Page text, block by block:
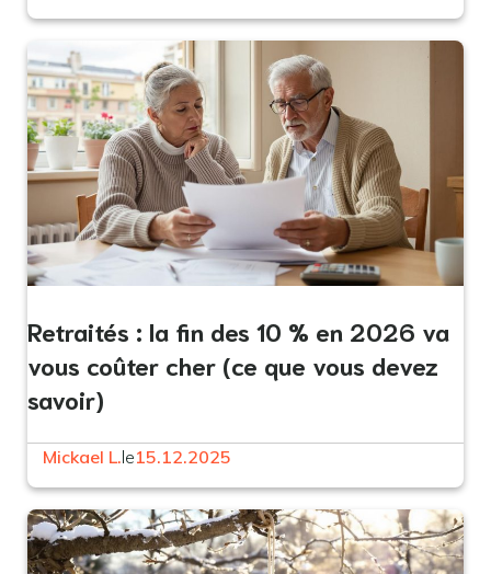
Retraités : la fin des 10 % en 2026 va
vous coûter cher (ce que vous devez
savoir)
Mickael L.le15.12.2025